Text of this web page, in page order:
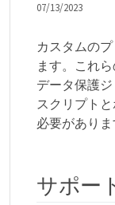
07/13/2023
カスタムの
ます。これ
データ保護
スクリプト
必要がありま
サポー